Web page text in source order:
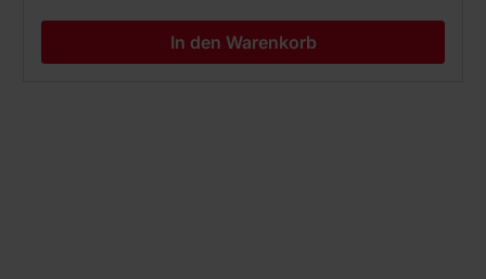
In den Warenkorb